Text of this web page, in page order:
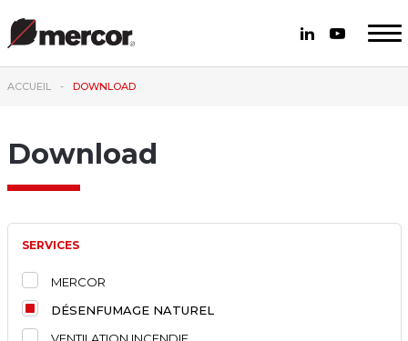
ACCUEIL DOWNLOAD
Download
SERVICES
MERCOR
DÉSENFUMAGE NATUREL